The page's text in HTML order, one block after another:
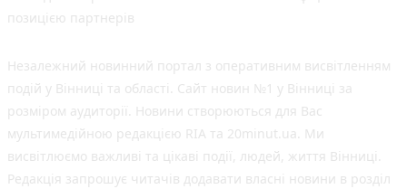
позицією партнерів
Незалежний новинний портал з оперативним висвітленням
подій у Вінниці та області. Сайт новин №1 у Вінниці за
розміром аудиторії. Новини створюються для Вас
мультимедійною редакцією RIA та 20minut.ua. Ми
висвітлюємо важливі та цікаві події, людей, життя Вінниці.
Редакція запрошує читачів додавати власні новини в розділ